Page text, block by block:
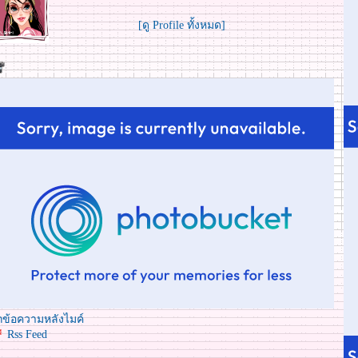
[ดู Profile ทั้งหมด]
ข้อความหลังไมค์
Rss Feed